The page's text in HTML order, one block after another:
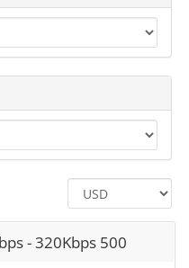
- 320Kbps 500